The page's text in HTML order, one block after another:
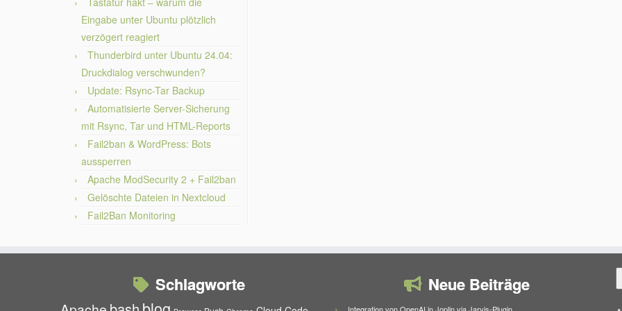
Eingabe unter Ubuntu plötzlich
verzögert reagiert
Thunderbird unter Ubuntu 24.04:
Druckdialog verschwunden?
Update: Rsync-Tar Backup
Automatisierte Server-Sicherung
mit Rsync, Tar und HTML-Reports
Fail2ban & WordPress: Bots
aussperren
Apache ModSecurity 2 + Fail2ban
Gelöschte Dateien in Nextcloud
Fail2Ban Monitoring
Schlagworte Neue Beiträge